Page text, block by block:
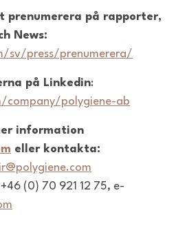
prenumerera på rapporter,
News:
sv/press/prenumerera/
på Linkedin:
company/polygiene-ab
information
eller kontakta:
ir@polygiene.com
(0) 70 921 12 75, e-